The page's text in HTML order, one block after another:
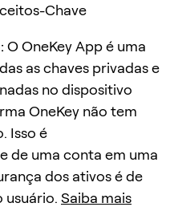
Chave
O OneKey App é uma
as chaves privadas e
no dispositivo
OneKey não tem
Isso é
de uma conta em uma
dos ativos é de
usuário. Saiba mais